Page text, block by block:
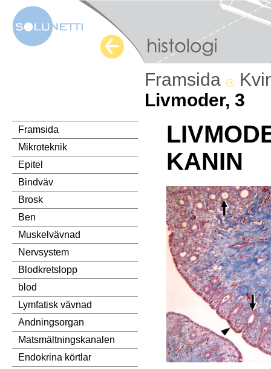
Framsida
Livmoder, 3
Framsida
Mikroteknik
Epitel
Bindväv
Brosk
Ben
Muskelvävnad
Nervsystem
Blodkretslopp
blod
Lymfatisk vävnad
Andningsorgan
Matsmältningskanalen
Endokrina körtlar
KANIN